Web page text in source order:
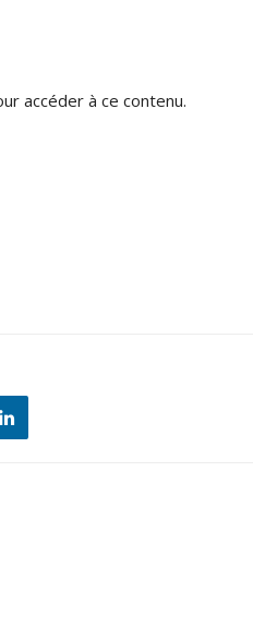
accéder à ce contenu.